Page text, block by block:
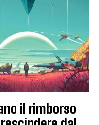
il rimborso